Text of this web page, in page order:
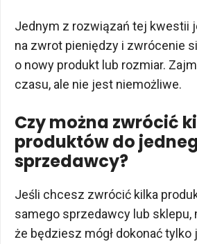
Jednym z rozwiązań tej kwestii
na zwrot pieniędzy i zwrócenie
o nowy produkt lub rozmiar.
czasu, ale nie jest niemożliwe.
Czy można zwrócić
produktów do
sprzedawcy?
Jeśli chcesz zwrócić kilka
samego sprzedawcy lub
że będziesz mógł dokonać